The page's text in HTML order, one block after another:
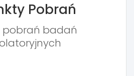
Pobrań
pobrań badań